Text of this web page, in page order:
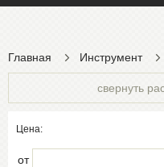
Главная Инструмент
свернуть
Цена:
от